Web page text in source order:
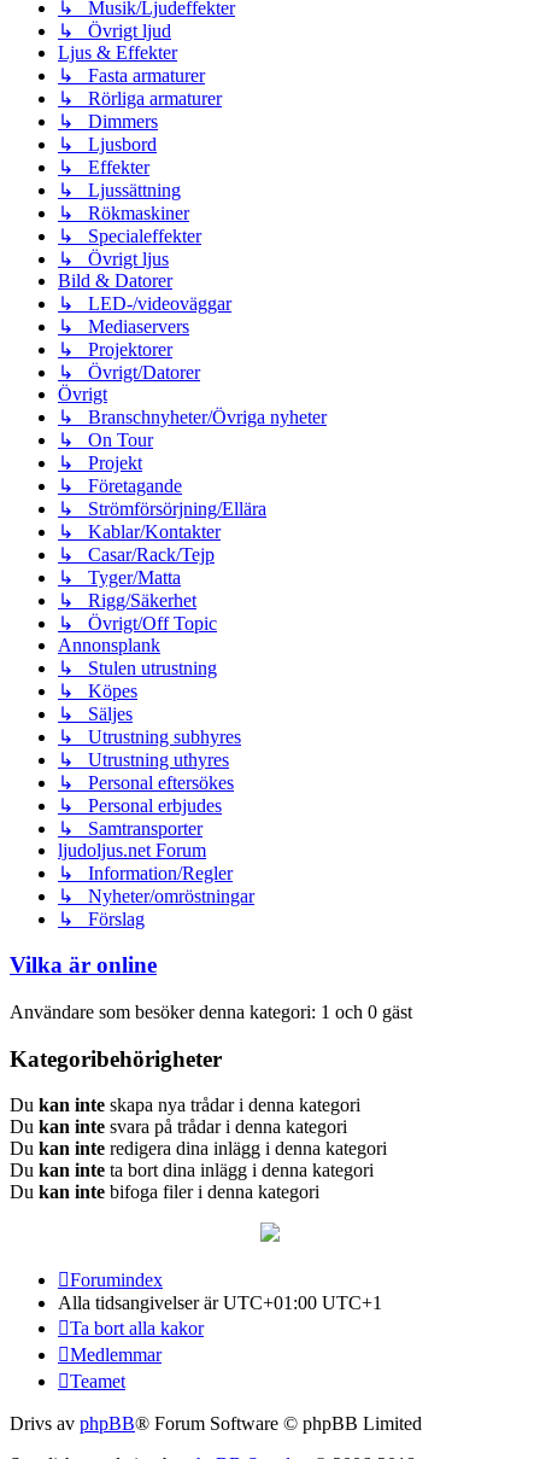
↳ Musik/Ljudeffekter
↳ Övrigt ljud
Ljus & Effekter
↳ Fasta armaturer
↳ Rörliga armaturer
↳ Dimmers
↳ Ljusbord
↳ Effekter
↳ Ljussättning
↳ Rökmaskiner
↳ Specialeffekter
↳ Övrigt ljus
Bild & Datorer
↳ LED-/videoväggar
↳ Mediaservers
↳ Projektorer
↳ Övrigt/Datorer
Övrigt
↳ Branschnyheter/Övriga nyheter
↳ On Tour
↳ Projekt
↳ Företagande
↳ Strömförsörjning/Ellära
↳ Kablar/Kontakter
↳ Casar/Rack/Tejp
↳ Tyger/Matta
↳ Rigg/Säkerhet
↳ Övrigt/Off Topic
Annonsplank
↳ Stulen utrustning
↳ Köpes
↳ Säljes
↳ Utrustning subhyres
↳ Utrustning uthyres
↳ Personal eftersökes
↳ Personal erbjudes
↳ Samtransporter
ljudoljus.net Forum
↳ Information/Regler
↳ Nyheter/omröstningar
↳ Förslag
Vilka är online
Användare som besöker denna kategori: 1 och 0 gäst
Kategoribehörigheter
Du kan inte skapa nya trådar i denna kategori
Du kan inte svara på trådar i denna kategori
Du kan inte redigera dina inlägg i denna kategori
Du kan inte ta bort dina inlägg i denna kategori
Du kan inte bifoga filer i denna kategori
Forumindex
Alla tidsangivelser är UTC+01:00 UTC+1
Ta bort alla kakor
Medlemmar
Teamet
Drivs av phpBB® Forum Software © phpBB Limited